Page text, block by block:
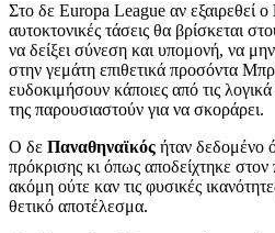
Στο δε Europa League αν εξαιρεθεί ο
αυτοκτονικές τάσεις θα βρίσκεται
να δείξει σύνεση και υπομονή, να
στην γεμάτη επιθετικά προσόντα
ευδοκιμήσουν κάποιες από τις
της παρουσιαστούν για να σκοράρει.
Ο δε Παναθηναϊκός ήταν δεδομένο
πρόκρισης κι όπως αποδείχτηκε
ακόμη ούτε καν τις φυσικές
θετικό αποτέλεσμα.